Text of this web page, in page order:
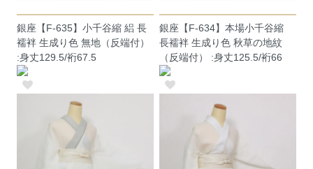
銀座【F-635】小千谷縮 絽 長
襦袢 生成り色 無地（反端付）
:身丈129.5/裄67.5
銀座【F-634】本場小千谷縮
長襦袢 生成り色 秋草の地紋
（反端付） :身丈125.5/裄66